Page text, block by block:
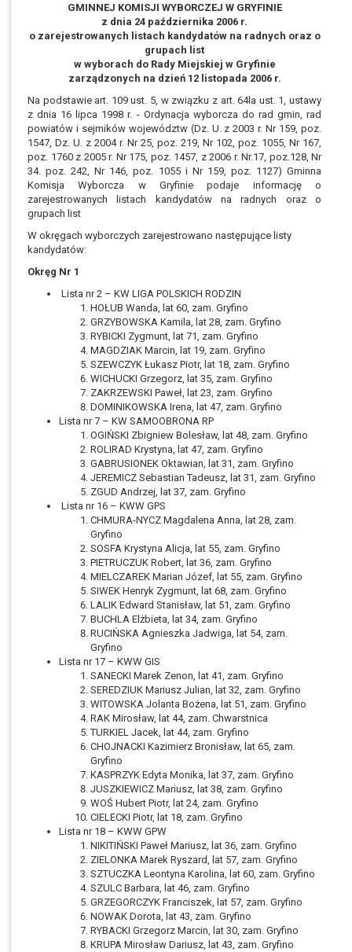
GMINNEJ KOMISJI WYBORCZEJ W GRYFINIE
z dnia 24 października 2006 r.
o zarejestrowanych listach kandydatów na radnych oraz o
grupach list
w wyborach do Rady Miejskiej w Gryfinie
zarządzonych na dzień 12 listopada 2006 r.
Na podstawie art. 109 ust. 5, w związku z art. 64la ust. 1, ustawy
z dnia 16 lipca 1998 r. - Ordynacja wyborcza do rad gmin, rad
powiatów i sejmików województw (Dz. U. z 2003 r. Nr 159, poz.
1547, Dz. U. z 2004 r. Nr 25, poz. 219, Nr 102, poz. 1055, Nr 167,
poz. 1760 z 2005 r. Nr 175, poz. 1457, z 2006 r. Nr.17, poz.128, Nr
34. poz. 242, Nr 146, poz. 1055 i Nr 159, poz. 1127) Gminna
Komisja Wyborcza w Gryfinie podaje informację o
zarejestrowanych listach kandydatów na radnych oraz o
grupach list
W okręgach wyborczych zarejestrowano następujące listy
kandydatów:
Okręg Nr 1
Lista nr 2 – KW LIGA POLSKICH RODZIN
HOŁUB Wanda, lat 60, zam. Gryfino
GRZYBOWSKA Kamila, lat 28, zam. Gryfino
RYBICKI Zygmunt, lat 71, zam. Gryfino
MAGDZIAK Marcin, lat 19, zam. Gryfino
SZEWCZYK Łukasz Piotr, lat 18, zam. Gryfino
WICHUCKI Grzegorz, lat 35, zam. Gryfino
ZAKRZEWSKI Paweł, lat 23, zam. Gryfino
DOMINIKOWSKA Irena, lat 47, zam. Gryfino
Lista nr 7 – KW SAMOOBRONA RP
OGIŃSKI Zbigniew Bolesław, lat 48, zam. Gryfino
ROLIRAD Krystyna, lat 47, zam. Gryfino
GABRUSIONEK Oktawian, lat 31, zam. Gryfino
JEREMICZ Sebastian Tadeusz, lat 31, zam. Gryfino
ZGUD Andrzej, lat 37, zam. Gryfino
Lista nr 16 – KWW GPS
CHMURA-NYCZ Magdalena Anna, lat 28, zam.
Gryfino
SOSFA Krystyna Alicja, lat 55, zam. Gryfino
PIETRUCZUK Robert, lat 36, zam. Gryfino
MIELCZAREK Marian Józef, lat 55, zam. Gryfino
SIWEK Henryk Zygmunt, lat 68, zam. Gryfino
LALIK Edward Stanisław, lat 51, zam. Gryfino
BUCHLA Elżbieta, lat 34, zam. Gryfino
RUCIŃSKA Agnieszka Jadwiga, lat 54, zam.
Gryfino
Lista nr 17 – KWW GIS
SANECKI Marek Zenon, lat 41, zam. Gryfino
SEREDZIUK Mariusz Julian, lat 32, zam. Gryfino
WITOWSKA Jolanta Bożena, lat 51, zam. Gryfino
RAK Mirosław, lat 44, zam. Chwarstnica
TURKIEL Jacek, lat 44, zam. Gryfino
CHOJNACKI Kazimierz Bronisław, lat 65, zam.
Gryfino
KASPRZYK Edyta Monika, lat 37, zam. Gryfino
JUSZKIEWICZ Mariusz, lat 38, zam. Gryfino
WOŚ Hubert Piotr, lat 24, zam. Gryfino
CIELECKI Piotr, lat 18, zam. Gryfino
Lista nr 18 – KWW GPW
NIKITIŃSKI Paweł Mariusz, lat 36, zam. Gryfino
ZIELONKA Marek Ryszard, lat 57, zam. Gryfino
SZTUCZKA Leontyna Karolina, lat 60, zam. Gryfino
SZULC Barbara, lat 46, zam. Gryfino
GRZEGORCZYK Franciszek, lat 57, zam. Gryfino
NOWAK Dorota, lat 43, zam. Gryfino
RYBACKI Grzegorz Marcin, lat 30, zam. Gryfino
KRUPA Mirosław Dariusz, lat 43, zam. Gryfino
wykonania zadania realizowanego w
interesie publicznym lub w ramach
sprawowania władzy publicznej
powierzonej administratorowi bądź
niezbędność przetwarzania do celów
uzasadnionych interesów
realizowanych przez administratora
lub przez stronę trzecią.
Z przyczyn związanych z Pani/Pana
szczególną sytuacją. W razie wniesienia
sprzeciwu, administrator nie może już
że wykaże on istnienie ważnych prawnie
podstaw do ustalenia, dochodzenia lub
obrony roszczeń.
W przypadku gdy przetwarzanie danych
osobowych odbywa się na podstawie zgody osoby
na przetwarzanie danych osobowych (art. 6 ust. 1
lit a RODO), przysługuje Pani/Panu prawo do
cofnięcia tej zgody w dowolnym momencie.
Cofnięcie to nie ma wpływu na zgodność
przetwarzania, którego dokonano na podstawie
zgody przed jej cofnięciem.
Przysługuje Pani/Panu prawo wniesienia skargi do
organu nadzorczego na niezgodne z prawem
przetwarzanie Pani/Pana danych osobowych
przez administratora.
Organem właściwym do wniesienia skargi jest
Prezes Urzędu Ochrony Danych Osobowych.
W zależności od sfery, w której przetwarzane są
dane osobowe, podanie danych osobowych jest
dobrowolne albo jest wymogiem ustawowym lub
umownym.
Pani/Pana dane nie będą poddawane
zautomatyzowanemu podejmowaniu decyzji, w
tym również profilowaniu.